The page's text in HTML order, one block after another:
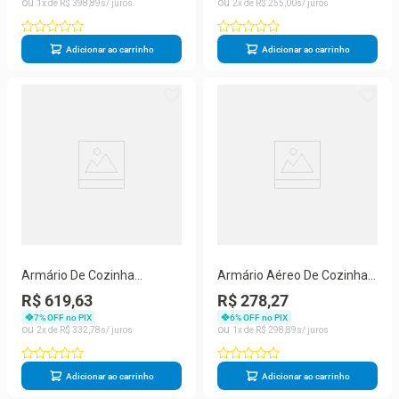
1 R$ 398 89
Adicionar ao carrinho
2 R$ 255 00
Adicionar ao carrinho
Armário De Cozinha
Paneleiro 1 Porta 4 Gavetas
Grécia Madeiradooff White
R$ 619,63
7% OFF no PIX
2
R$ 332 78
Adicionar ao carrinho
Armário Aéreo De Cozinha 1
Porta 1,20m Grécia
Madeiradooff White
R$ 278,27
6% OFF no PIX
1
R$ 298 89
Adicionar ao carrinho